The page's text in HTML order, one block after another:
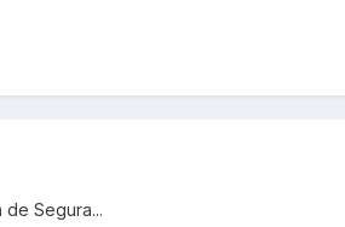
Segura...